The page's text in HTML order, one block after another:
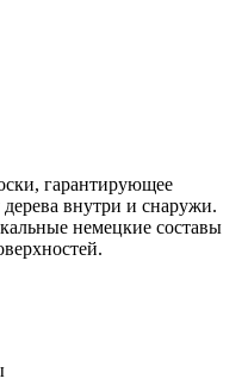
гарантирующее
внутри и снаружи.
немецкие составы